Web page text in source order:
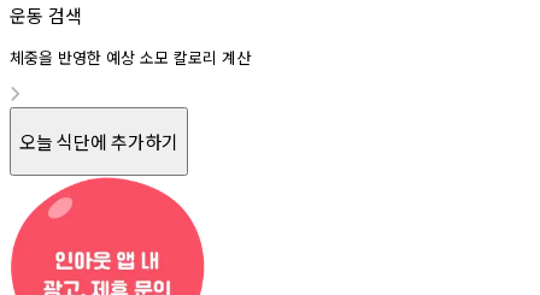
운동 검색
체중을 반영한 예상 소모 칼로리 계산
오늘 식단에 추가하기